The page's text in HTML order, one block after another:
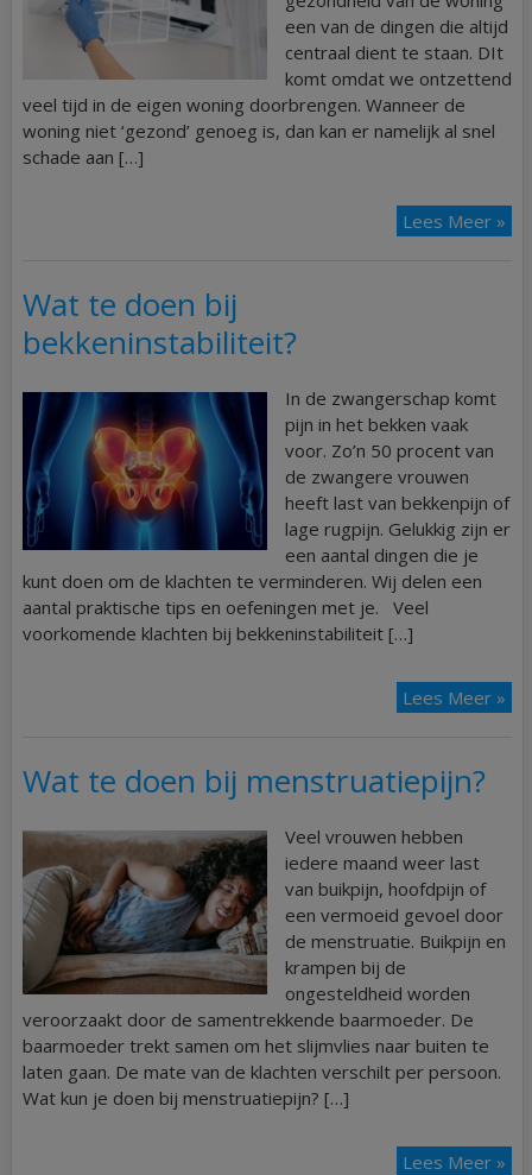
een van de dingen die altijd
centraal dient te staan. DIt
komt omdat we ontzettend
veel tijd in de eigen woning doorbrengen. Wanneer de
woning niet ‘gezond’ genoeg is, dan kan er namelijk al snel
schade aan […]
Lees Meer »
Wat te doen bij
bekkeninstabiliteit?
In de zwangerschap komt
pijn in het bekken vaak
voor. Zo’n 50 procent van
de zwangere vrouwen
heeft last van bekkenpijn of
lage rugpijn. Gelukkig zijn er
een aantal dingen die je
kunt doen om de klachten te verminderen. Wij delen een
aantal praktische tips en oefeningen met je. Veel
voorkomende klachten bij bekkeninstabiliteit […]
Lees Meer »
Wat te doen bij menstruatiepijn?
Veel vrouwen hebben
iedere maand weer last
van buikpijn, hoofdpijn of
een vermoeid gevoel door
de menstruatie. Buikpijn en
krampen bij de
ongesteldheid worden
veroorzaakt door de samentrekkende baarmoeder. De
baarmoeder trekt samen om het slijmvlies naar buiten te
laten gaan. De mate van de klachten verschilt per persoon.
Wat kun je doen bij menstruatiepijn? […]
Lees Meer »